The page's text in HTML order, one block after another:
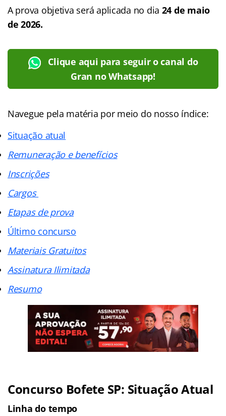
A prova objetiva será aplicada no dia 24 de maio
de 2026.
Clique aqui para seguir o canal do
Gran no Whatsapp!
Navegue pela matéria por meio do nosso índice:
Situação atual
Remuneração e benefícios
Inscrições
Cargos
Etapas de prova
Último concurso
Materiais Gratuitos
Assinatura Ilimitada
Resumo
Concurso Bofete SP: Situação Atual
Linha do tempo